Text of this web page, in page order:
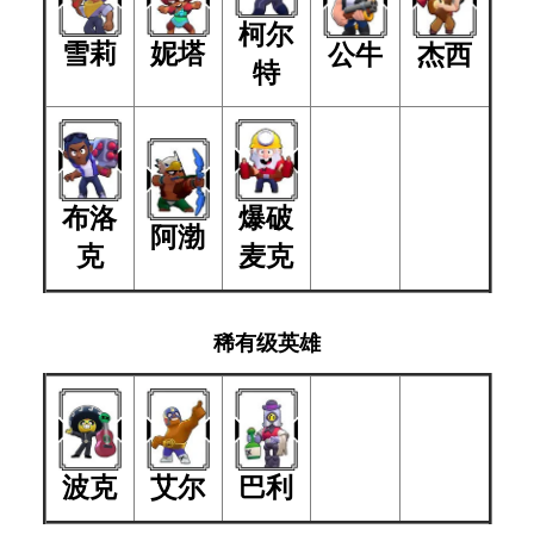
雪莉 妮塔
柯尔
特
公牛 杰西
布洛
克
阿渤
爆破
麦克
稀有级英雄
波克 艾尔 巴利